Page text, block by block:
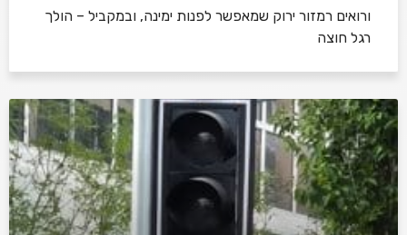
ורואים רמזור ירוק שמאפשר לפנות ימינה, ובמקביל – הולך
רגל חוצה